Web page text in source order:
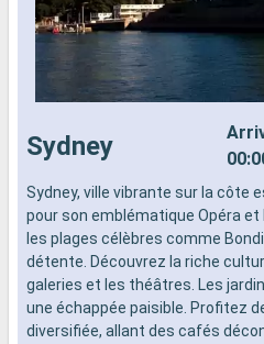
Sydney
Sydney, ville vibrante sur la côte
pour son emblématique Opéra et
les plages célèbres comme
détente. Découvrez la riche
galeries et les théâtres. Les
une échappée paisible. Profitez
diversifiée, allant des cafés